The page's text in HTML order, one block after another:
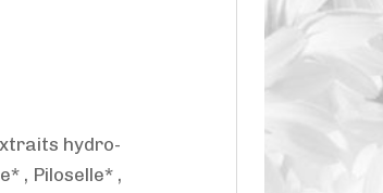
hydro-
, Piloselle* ,